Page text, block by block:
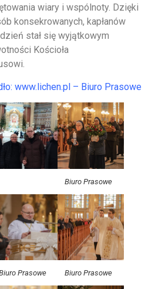
wiary i wspólnoty. Dzięki
konsekrowanych, kapłanów
stał się wyjątkowym
Kościoła
www.lichen.pl – Biuro Prasowe
Biuro Prasowe
Prasowe Biuro Prasowe